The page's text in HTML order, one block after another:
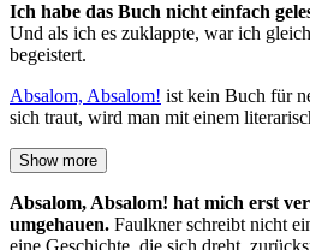
Ich habe das Buch nicht einfach
Und als ich es zuklappte, war ich
begeistert.
Absalom, Absalom! ist kein Buch für
sich traut, wird man mit einem
Show more
Absalom, Absalom! hat mich erst
umgehauen. Faulkner schreibt nicht
eine Geschichte, die sich dreht,